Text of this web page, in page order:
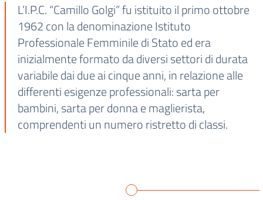
L’I.P.C. “Camillo Golgi” fu istituito il primo ottobre
1962 con la denominazione Istituto
Professionale Femminile di Stato ed era
inizialmente formato da diversi settori di durata
variabile dai due ai cinque anni, in relazione alle
differenti esigenze professionali: sarta per
bambini, sarta per donna e maglierista,
comprendenti un numero ristretto di classi.